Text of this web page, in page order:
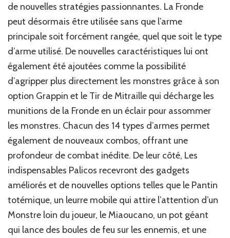
de nouvelles stratégies passionnantes. La Fronde
peut désormais être utilisée sans que l’arme
principale soit forcément rangée, quel que soit le type
d’arme utilisé. De nouvelles caractéristiques lui ont
également été ajoutées comme la possibilité
d’agripper plus directement les monstres grâce à son
option Grappin et le Tir de Mitraille qui décharge les
munitions de la Fronde en un éclair pour assommer
les monstres. Chacun des 14 types d’armes permet
également de nouveaux combos, offrant une
profondeur de combat inédite. De leur côté, Les
indispensables Palicos recevront des gadgets
améliorés et de nouvelles options telles que le Pantin
totémique, un leurre mobile qui attire l’attention d’un
Monstre loin du joueur, le Miaoucano, un pot géant
qui lance des boules de feu sur les ennemis, et une